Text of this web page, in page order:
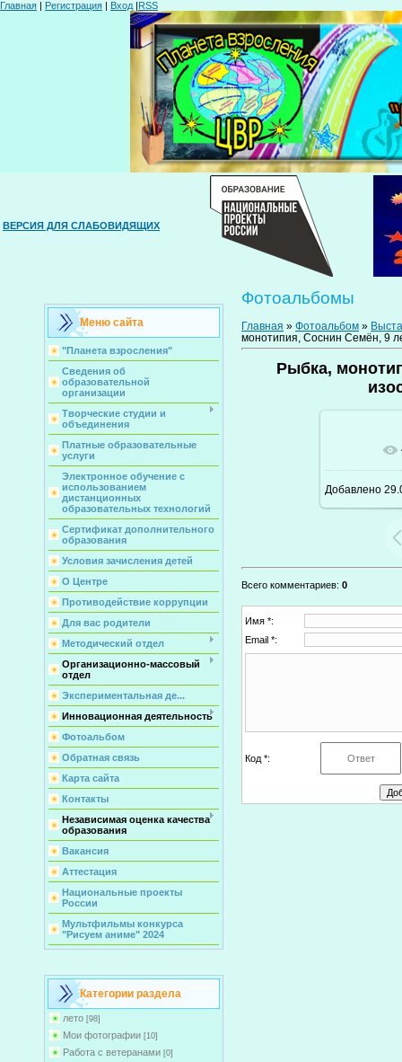
Главная | Регистрация | Вход |RSS
ВЕРСИЯ ДЛЯ СЛАБОВИДЯЩИХ
Меню сайта
"Планета взросления"
Сведения об
образовательной
организации
Творческие студии и
объединения
Платные образовательные
услуги
Электронное обучение с
использованием
дистанционных
образовательных технологий
Сертификат дополнительного
образования
Условия зачисления детей
О Центре
Противодействие коррупции
Для вас родители
Методический отдел
Организационно-массовый
отдел
Экспериментальная де...
Инновационная деятельность
Фотоальбом
Обратная связь
Карта сайта
Контакты
Независимая оценка качества
образования
Вакансия
Аттестация
Национальные проекты
России
Мультфильмы конкурса
"Рисуем аниме" 2024
Категории раздела
лето [98]
Мои фотографии [10]
Работа с ветеранами [0]
Фотоальбомы
Главная » Фотоальбом »
монотипия, Соснин Семён, 9
Рыбка,
В
Добавлено
Всего комментариев: 0
Имя *:
Email *:
Код *: